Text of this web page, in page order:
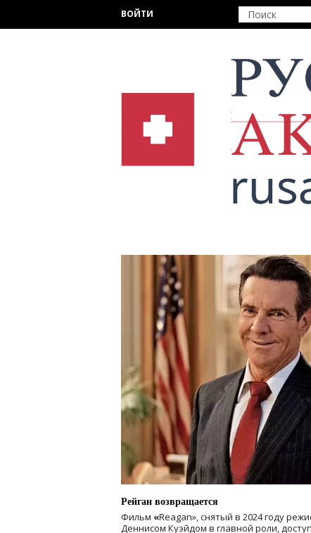
ВОЙТИ
Рейган возвращается
Фильм «Reagan», снятый в 2024 году
Деннисом Куэйдом в главной роли,